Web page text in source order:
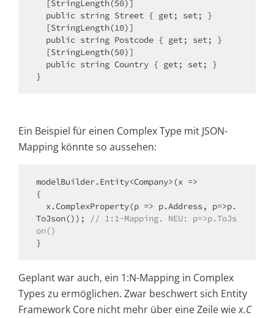
Ein Beispiel für einen Complex Type mit JSON-
Mapping könnte so aussehen:
modelBuilder.Entity<Company>(x =>
{
ToJson());
// 1:1-Mapping. NEU:
p=>p.ToJs
on()
Geplant war auch, ein 1:N-Mapping in Complex
Types zu ermöglichen. Zwar beschwert sich Entity
Framework Core nicht mehr über eine Zeile wiex.C